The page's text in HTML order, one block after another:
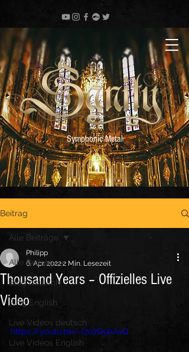
Symphonic Metal
Beitrag
Alle Beiträge
Blog deutsch
Blog English
Live Videos deutsch
Live Videos English
Alle Beiträge
Thousand Years – Offizielles Live
Video
Philipp
6. Apr. 20222 Min. Lesezeit
https://youtu.be/-l7o7D5bAvQ